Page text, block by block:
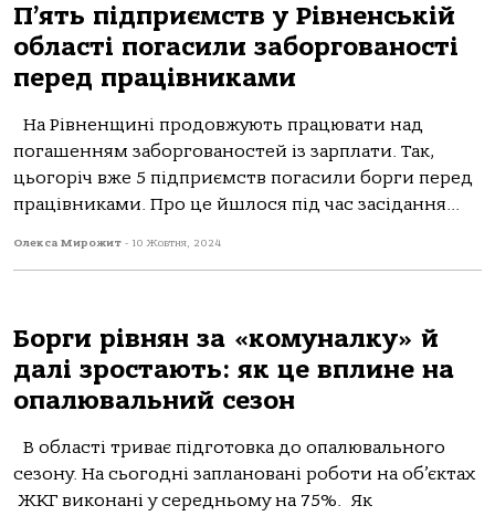
П’ять підприємств у Рівненській
області погасили заборгованості
перед працівниками
На Рівненщині продовжують працювати над
погашенням заборгованостей із зарплати. Так,
цьогоріч вже 5 підприємств погасили борги перед
працівниками. Про це йшлося під час засідання...
Олекса Мирожит - 10 Жовтня, 2024
Борги рівнян за «комуналку» й
далі зростають: як це вплине на
опалювальний сезон
В області триває підготовка до опалювального
сезону. На сьогодні заплановані роботи на об’єктах
ЖКГ виконані у середньому на 75%. Як